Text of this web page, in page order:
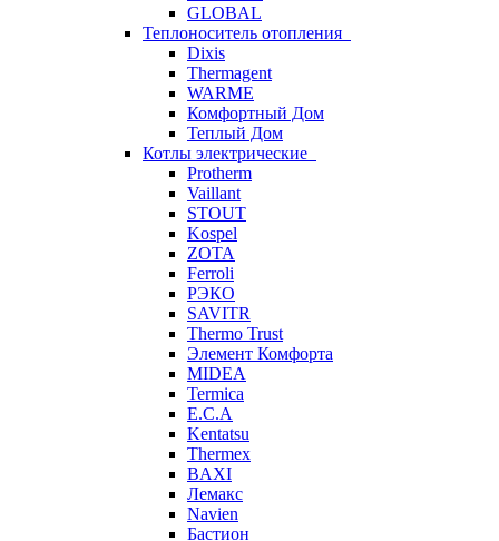
GLOBAL
Теплоноситель отопления
Dixis
Thermagent
WARME
Комфортный Дом
Теплый Дом
Котлы электрические
Protherm
Vaillant
STOUT
Kospel
ZOTA
Ferroli
РЭКО
SAVITR
Thermo Trust
Элемент Комфорта
MIDEA
Termica
E.C.A
Kentatsu
Thermex
BAXI
Лемакс
Navien
Бастион